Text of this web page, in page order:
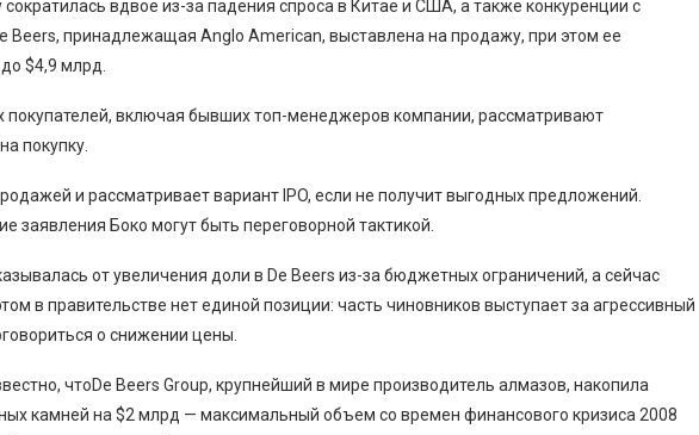
сократилась вдвое из-за падения спроса в Китае и США, а также конкуренции с
Beers, принадлежащая Anglo American, выставлена на продажу, при этом ее
$4,9 млрд.
покупателей, включая бывших топ-менеджеров компании, рассматривают
покупку.
и рассматривает вариант IPO, если не получит выгодных предложений.
заявления Боко могут быть переговорной тактикой.
от увеличения доли в De Beers из-за бюджетных ограничений, а сейчас
в правительстве нет единой позиции: часть чиновников выступает за агрессивный
о снижении цены.
чтоDe Beers Group, крупнейший в мире производитель алмазов, накопила
камней на $2 млрд — максимальный объем со времен финансового кризиса 2008